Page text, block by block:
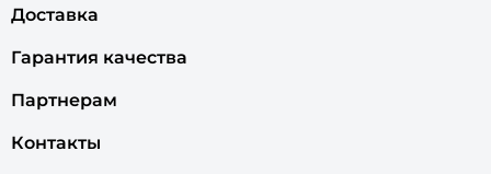
Доставка
Гарантия качества
Партнерам
Контакты